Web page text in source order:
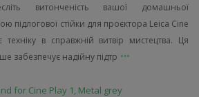
витонченість вашої домашньої
підлогової стійки для проєктора Leica Cine
в справжній витвір мистецтва. Ця
забезпечує надійну підтр
for Cine Play 1, Metal grey